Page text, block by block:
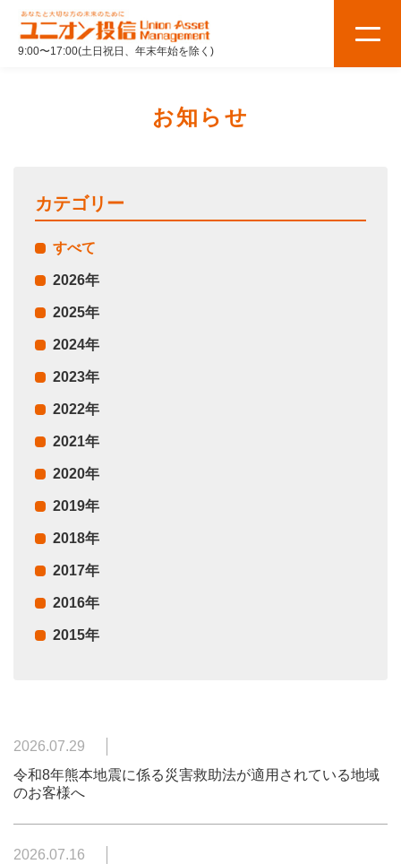
9:00〜17:00(土日祝日、年末年始を除く)
お知らせ
2026.07.29
令和8年熊本地震に係る災害救助法が適用されている地域
のお客様へ
2026.07.16
カテゴリー
すべて
2026年
2025年
2024年
2023年
2022年
2021年
2020年
2019年
2018年
2017年
2016年
2015年